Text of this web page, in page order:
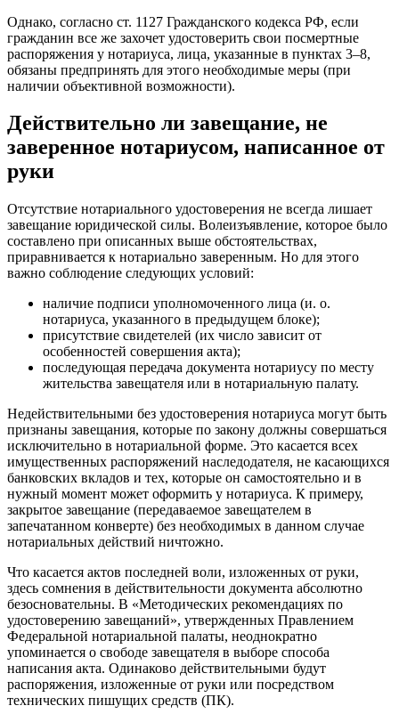
Однако, согласно ст. 1127 Гражданского кодекса РФ, если
гражданин все же захочет удостоверить свои посмертные
распоряжения у нотариуса, лица, указанные в пунктах 3–8,
обязаны предпринять для этого необходимые меры (при
наличии объективной возможности).
Действительно ли завещание, не
заверенное нотариусом, написанное от
руки
Отсутствие нотариального удостоверения не всегда лишает
завещание юридической силы. Волеизъявление, которое было
составлено при описанных выше обстоятельствах,
приравнивается к нотариально заверенным. Но для этого
важно соблюдение следующих условий:
наличие подписи уполномоченного лица (и. о.
нотариуса, указанного в предыдущем блоке);
присутствие свидетелей (их число зависит от
особенностей совершения акта);
последующая передача документа нотариусу по месту
жительства завещателя или в нотариальную палату.
Недействительными без удостоверения нотариуса могут быть
признаны завещания, которые по закону должны совершаться
исключительно в нотариальной форме. Это касается всех
имущественных распоряжений наследодателя, не касающихся
банковских вкладов и тех, которые он самостоятельно и в
нужный момент может оформить у нотариуса. К примеру,
закрытое завещание (передаваемое завещателем в
запечатанном конверте) без необходимых в данном случае
нотариальных действий ничтожно.
Что касается актов последней воли, изложенных от руки,
здесь сомнения в действительности документа абсолютно
безосновательны. В «Методических рекомендациях по
удостоверению завещаний», утвержденных Правлением
Федеральной нотариальной палаты, неоднократно
упоминается о свободе завещателя в выборе способа
написания акта. Одинаково действительными будут
распоряжения, изложенные от руки или посредством
технических пишущих средств (ПК).